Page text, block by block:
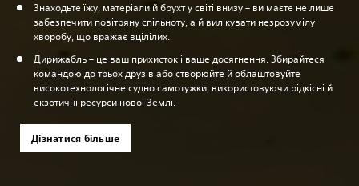
Знаходьте їжу, матеріали й брухт у світі внизу – ви маєте не лише
забезпечити повітряну спільноту, а й вилікувати незрозумілу
хворобу, що вражає вцілілих.
Дирижабль – це ваш прихисток і ваше досягнення. Збирайтеся
командою до трьох друзів або створюйте й облаштовуйте
високотехнологічне судно самотужки, використовуючи рідкісні й
екзотичні ресурси нової Землі.
Дізнатися більше